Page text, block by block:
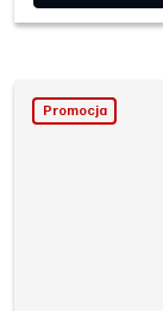
Promocja